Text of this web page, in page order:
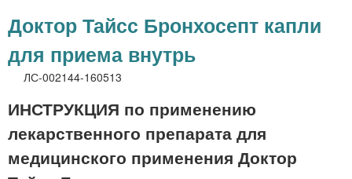
н
р
у
н
г
о
К
Т
О
Р
А
Й
С
Доктор Тайсс Бронхосепт капли
для приема внутрь
ЛС-002144-160513
ИНСТРУКЦИЯ по применению
лекарственного препарата для
медицинского применения Доктор